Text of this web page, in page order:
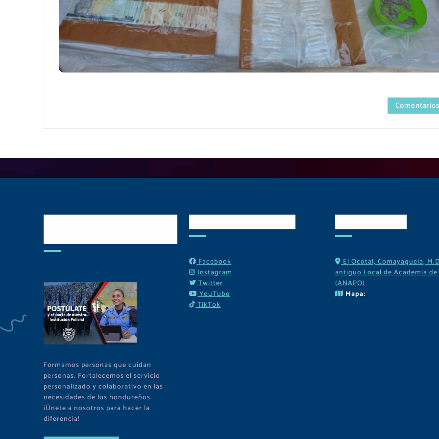
Formamos personas que cuidan
personas. Fortalecemos el servicio
personalizado y colaborativo en las
necesidades de los hondureños.
¡Únete a nosotros para hacer la
diferencia!
Facebook
Instagram
Twitter
YouTube
TikTok
El Ocotal, Comayaguela,
antiguo Local de Academia
(ANAPO)
Mapa: